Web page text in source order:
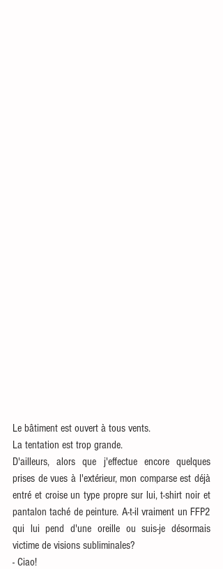
Le bâtiment est ouvert à tous vents.
La tentation est trop grande.
D'ailleurs, alors que j'effectue encore quelques
prises de vues à l'extérieur, mon comparse est déjà
entré et croise un type propre sur lui, t-shirt noir et
pantalon taché de peinture. A-t-il vraiment un FFP2
qui lui pend d'une oreille ou suis-je désormais
victime de visions subliminales?
- Ciao!